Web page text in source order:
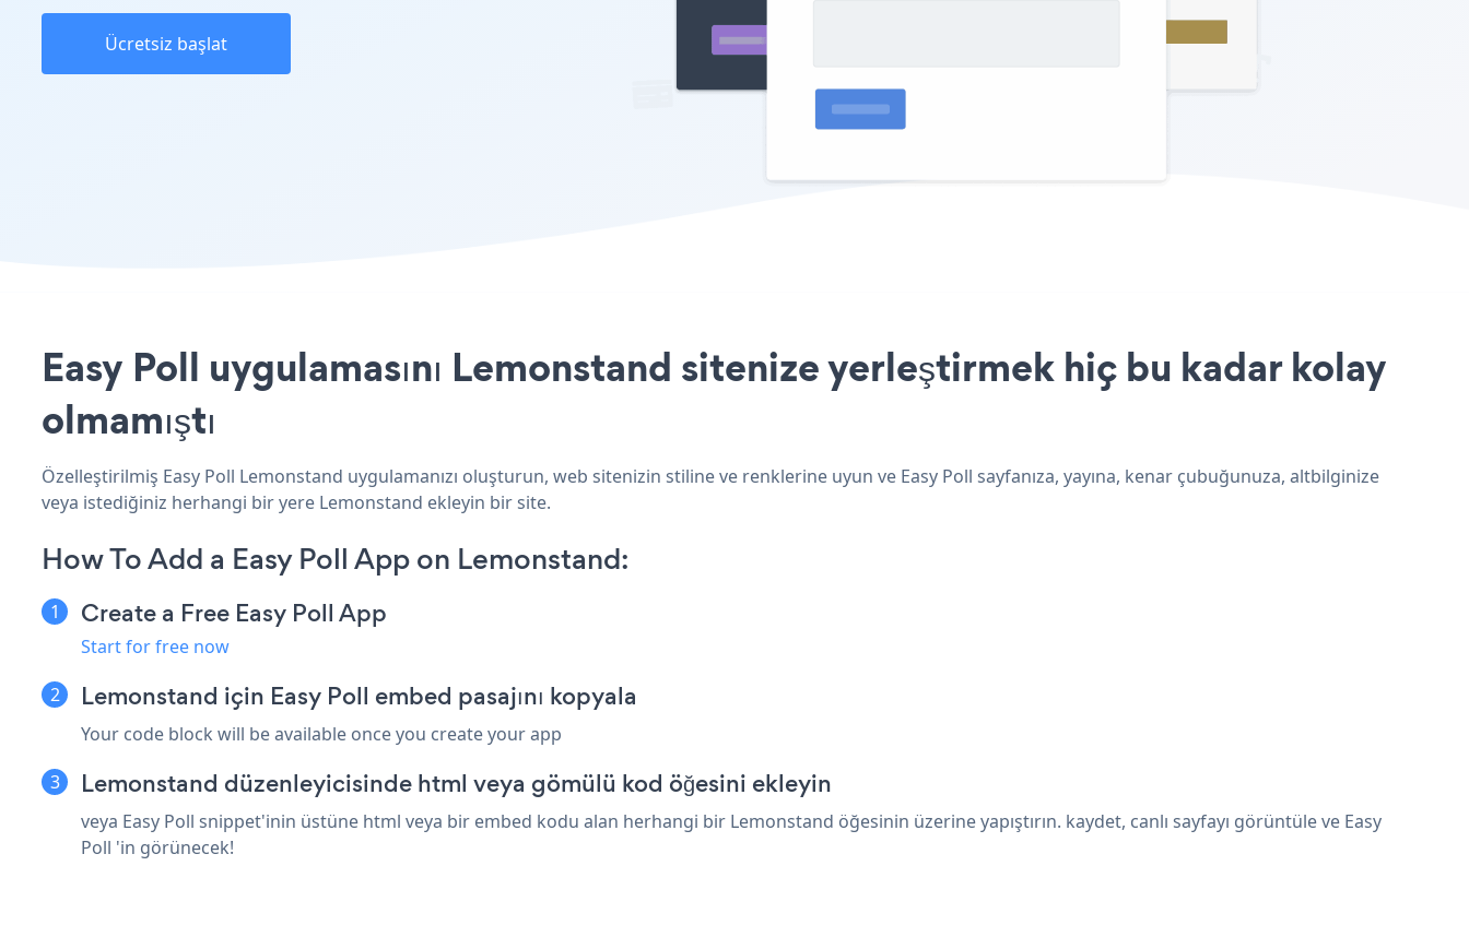
Ücretsiz başlat
Easy Poll uygulamasını Lemonstand sitenize yerleştirmek hiç bu kadar kolay
olmamıştı
Özelleştirilmiş Easy Poll Lemonstand uygulamanızı oluşturun, web sitenizin stiline ve renklerine uyun ve Easy Poll sayfanıza, yayına, kenar çubuğunuza, altbilginize
veya istediğiniz herhangi bir yere Lemonstand ekleyin bir site.
How To Add a Easy Poll App on Lemonstand:
Create a Free Easy Poll App
Start for free now
Lemonstand için Easy Poll embed pasajını kopyala
Your code block will be available once you create your app
Lemonstand düzenleyicisinde html veya gömülü kod öğesini ekleyin
veya Easy Poll snippet'inin üstüne html veya bir embed kodu alan herhangi bir Lemonstand öğesinin üzerine yapıştırın. kaydet, canlı sayfayı görüntüle ve Easy
Poll 'in görünecek!